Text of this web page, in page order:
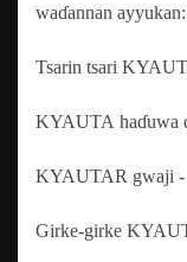
waɗannan ayyukan:
Tsarin tsari
KYAUTA haɗuwa
KYAUTAR gwaji -
Girke-girke